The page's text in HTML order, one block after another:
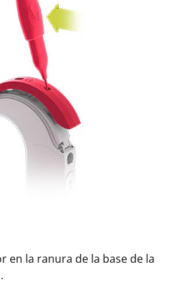
en la ranura de la base de la